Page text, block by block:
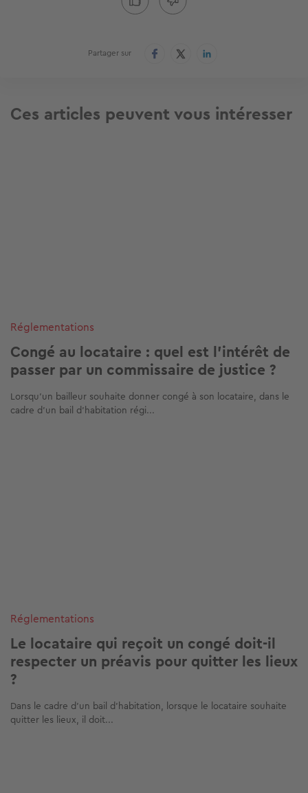
Partager sur
Ces articles peuvent vous intéresser
Réglementations
Congé au locataire : quel est l'intérêt de
passer par un commissaire de justice ?
Lorsqu’un bailleur souhaite donner congé à son locataire, dans le
cadre d’un bail d’habitation régi...
Réglementations
Le locataire qui reçoit un congé doit-il
respecter un préavis pour quitter les lieux
?
Dans le cadre d’un bail d’habitation, lorsque le locataire souhaite
quitter les lieux, il doit...